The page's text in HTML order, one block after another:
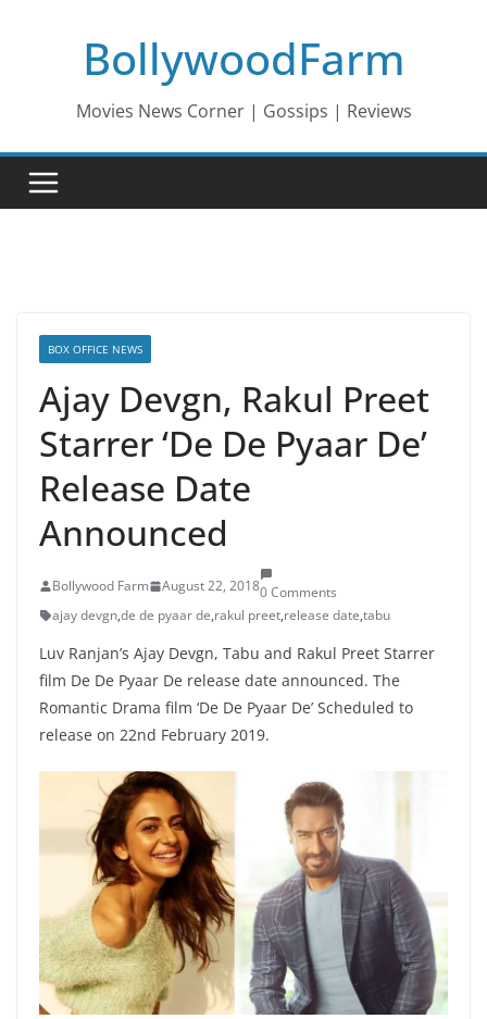
BollywoodFarm
Movies News Corner | Gossips | Reviews
BOX OFFICE NEWS
Ajay Devgn, Rakul Preet
Starrer ‘De De Pyaar De’
Release Date
Announced
Bollywood Farm August 22, 20180 Comments
ajay devgn,de de pyaar de,rakul preet,release date,tabu
Luv Ranjan’s Ajay Devgn, Tabu and Rakul Preet Starrer
film De De Pyaar De release date announced. The
Romantic Drama film ‘De De Pyaar De’ Scheduled to
release on 22nd February 2019.